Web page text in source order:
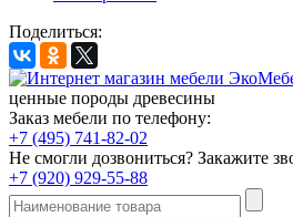
Поделиться:
ценные породы древесины
Заказ мебели по телефону:
+7 (495) 741-82-02
Не смогли дозвониться? Закажите
+7 (920) 929-55-88